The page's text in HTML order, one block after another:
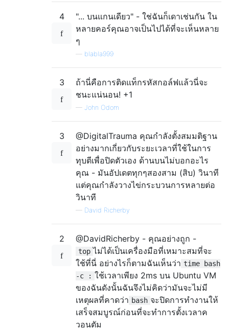
4
"... บนแกนเดียว" - ใช่ฉันก็เดาเช่นกัน ใน
หลายคอร์คุณอาจเป็นไปได้ที่จะเห็นหลาย
ๆ
blabla999
3
ถ้านี่คือการติดแท็กรหัสกอล์ฟแล้วนี่จะ
ชนะแน่นอน! +1
— John Odom
3
@DigitalTrauma คุณกำลังตั้งสมมติฐาน
อย่างมากเกี่ยวกับระยะเวลาที่ใช้ในการ
ทุบตีเพื่อปิดตัวเอง ด้านบนไม่บอกอะไร
คุณ - มันอัปเดตทุกๆสองสาม (สิบ) วินาที
แต่คุณกำลังวางไข่กระบวนการหลายต่อ
วินาที
— David Richerby
2 @DavidRicherby - คุณอย่างถูก -
top ไม่ได้เป็นเครื่องมือที่เหมาะสมที่จะ
ใช้ที่นี่ อย่างไรก็ตามฉันเห็นว่า time bash
-c : ใช้เวลาเพียง 2ms บน Ubuntu VM
ของฉันดังนั้นฉันจึงไม่คิดว่ามันจะไม่มี
เหตุผลที่คาดว่า bash จะปิดการทำงานให้
เสร็จสมบูรณ์ก่อนที่จะทำการตั้งเวลาค
วอนตัม